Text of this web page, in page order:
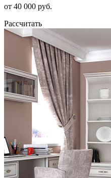
от 40 000 руб.
Рассчитать